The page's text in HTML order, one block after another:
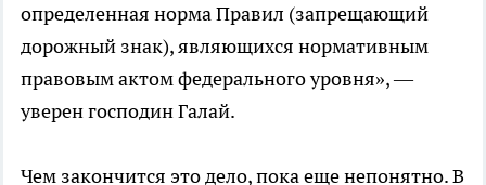
определенная норма Правил (запрещающий
дорожный знак), являющихся нормативным
правовым актом федерального уровня», —
уверен господин Галай.
Чем закончится это дело, пока еще непонятно. В